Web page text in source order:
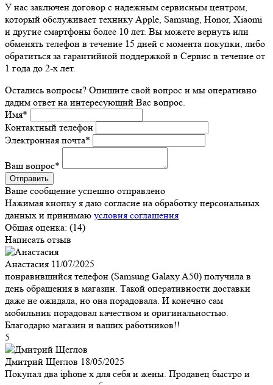
У нас заключен договор с надежным сервисным центром,
который обслуживает технику Apple, Samsung, Honor, Xiaomi
и другие смартфоны более 10 лет. Вы можете вернуть или
обменять телефон в течение 15 дней с момента покупки, либо
обратиться за гарантийной поддержкой в Сервис в течение от
1 года до 2-х лет.
Остались вопросы? Опишите свой вопрос и мы оперативно
дадим ответ на интересующий Вас вопрос.
Имя*
Контактный телефон
Электронная почта*
Ваш вопрос*
Ваше сообщение успешно отправлено
Нажимая кнопку я даю согласие на обработку персональных
данных и принимаю условия соглашения
Общая оценка: (14)
Написать отзыв
Анастасия 11/07/2025
понравившийся телефон (Samsung Galaxy A50) получила в
день обращения в магазин. Такой оперативности доставки
даже не ожидала, но она порадовала. И конечно сам
мобильник порадовал качеством и оригинальностью.
Благодарю магазин и ваших работников!!
5
Дмитрий Щеглов 18/05/2025
Покупал два iphone x для себя и жены. Продавец быстро и